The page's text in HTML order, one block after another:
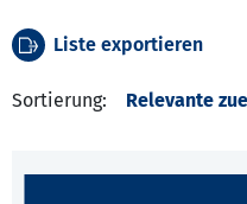
Liste exportieren
Sortierung: